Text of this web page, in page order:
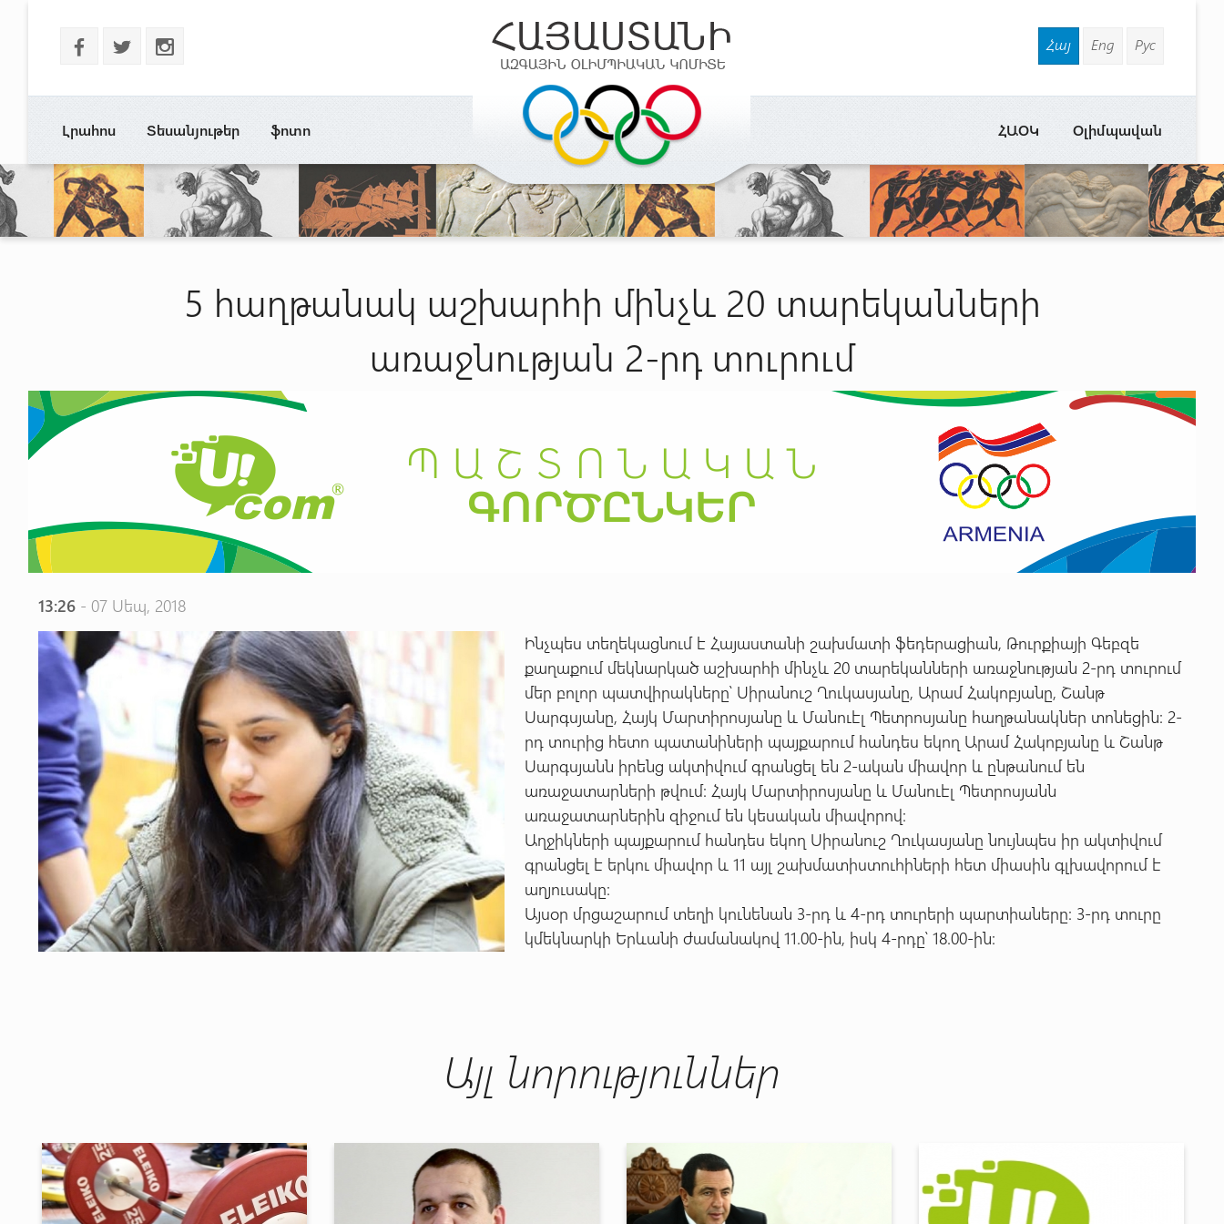
b a x Հայ Eng Рус
Լրահոս Տեսանյութեր ֆոտո Օլիմպավան
ՀԱՕԿ
5 հաղթանակ աշխարհի մինչև 20 տարեկանների
առաջնության 2-րդ տուրում
13:26 - 07 Սեպ, 2018
Ինչպես տեղեկացնում է Հայաստանի շախմատի ֆեդերացիան, Թուրքիայի Գեբզե
քաղաքում մեկնարկած աշխարհի մինչև 20 տարեկանների առաջնության 2-րդ տուրում
մեր բոլոր պատվիրակները՝ Սիրանուշ Ղուկասյանը, Արամ Հակոբյանը, Շանթ
Սարգսյանը, Հայկ Մարտիրոսյանը և Մանուէլ Պետրոսյանը հաղթանակներ տոնեցին: 2-
րդ տուրից հետո պատանիների պայքարում հանդես եկող Արամ Հակոբյանը և Շանթ
Սարգսյանն իրենց ակտիվում գրանցել են 2-ական միավոր և ընթանում են
առաջատարների թվում: Հայկ Մարտիրոսյանը և Մանուէլ Պետրոսյանն
առաջատարներին զիջում են կեսական միավորով:
Աղջիկների պայքարում հանդես եկող Սիրանուշ Ղուկասյանը նույնպես իր ակտիվում
գրանցել է երկու միավոր և 11 այլ շախմատիստուհիների հետ միասին գլխավորում է
աղյուսակը:
Այսօր մրցաշարում տեղի կունենան 3-րդ և 4-րդ տուրերի պարտիաները: 3-րդ տուրը
կմեկնարկի Երևանի ժամանակով 11.00-ին, իսկ 4-րդը՝ 18.00-ին:
Այլ նորություններ